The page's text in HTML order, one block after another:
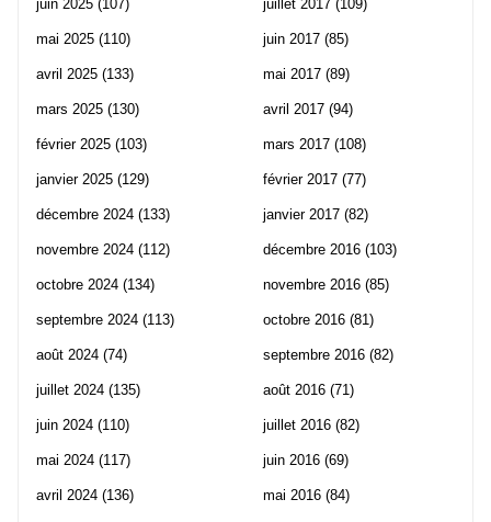
juin 2025 (107)
mai 2025 (110)
avril 2025 (133)
mars 2025 (130)
février 2025 (103)
janvier 2025 (129)
décembre 2024 (133)
novembre 2024 (112)
octobre 2024 (134)
septembre 2024 (113)
août 2024 (74)
juillet 2024 (135)
juin 2024 (110)
mai 2024 (117)
avril 2024 (136)
juillet 2017 (109)
juin 2017 (85)
mai 2017 (89)
avril 2017 (94)
mars 2017 (108)
février 2017 (77)
janvier 2017 (82)
décembre 2016 (103)
novembre 2016 (85)
octobre 2016 (81)
septembre 2016 (82)
août 2016 (71)
juillet 2016 (82)
juin 2016 (69)
mai 2016 (84)